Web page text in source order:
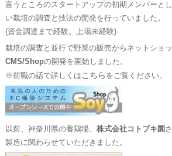
言うところのスタートアップの初期メンバーと
い栽培の調査と技法の開発を行っていました。
(資金調達まで経験。上場未経験)
栽培の調査と並行で野菜の販売からネットショ
CMS/Shopの開発を開始しました。
※前職の話で詳しくは こちら をご覧ください。
以前、神奈川県の養鶏場、 株式会社コトブキ園
製造に関わらせていただきました。